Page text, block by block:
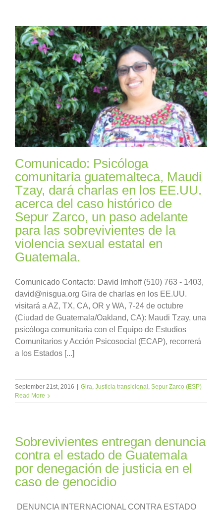
Comunicado: Psicóloga
comunitaria guatemalteca, Maudi
Tzay, dará charlas en los EE.UU.
acerca del caso histórico de
Sepur Zarco, un paso adelante
para las sobrevivientes de la
violencia sexual estatal en
Guatemala.
Comunicado Contacto: David Imhoff (510) 763 - 1403,
david@nisgua.org Gira de charlas en los EE.UU.
visitará a AZ, TX, CA, OR y WA, 7-24 de octubre
(Ciudad de Guatemala/Oakland, CA): Maudi Tzay, una
psicóloga comunitaria con el Equipo de Estudios
Comunitarios y Acción Psicosocial (ECAP), recorrerá
a los Estados [...]
September 21st, 2016 Gira, Justicia transicional , Sepur Zarco (ESP)
Read More
Sobrevivientes entregan denuncia
contra el estado de Guatemala
por denegación de justicia en el
caso de genocidio
DENUNCIA INTERNACIONAL CONTRA ESTADO